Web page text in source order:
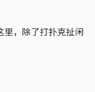
，除了打扑克扯闲